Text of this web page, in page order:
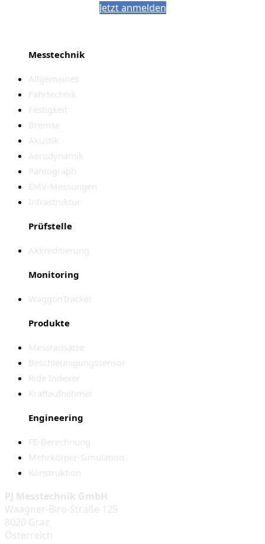
Jetzt anmelden
Messtechnik
Allgemeines
Fahrtechnik
Festigkeit
Bremse
Akustik
Aerodynamik
Pantograph
EMV-Messungen
Infrastruktur
Prüfstelle
Akkreditierung
Monitoring
WaggonTracker
Produkte
Messradsätze
Beschleunigungssensor
Ride Indexer
Kraftaufnehmer
Engineering
FE-Berechnung
Mehrkörper-Simulation
Konstruktion
PJ Messtechnik GmbH
Waagner-Biro-Straße 125
8020 Graz
Österreich